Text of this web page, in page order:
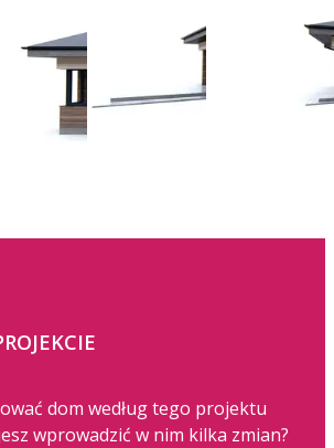
dom według tego projektu
wprowadzić w nim kilka zmian?